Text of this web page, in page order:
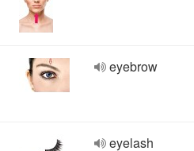
eyebrow
eyelash